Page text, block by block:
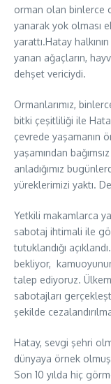
orman olan binlerce
yanarak yok olması
yarattı.Hatay
yanan ağaçların,
dehşet vericiydi.
Ormanlarımız,
bitki çeşitliliği ile
çevrede yaşamanın
yaşamından
anladığımız
yüreklerimizi yaktı.
Yetkili makamlarca
sabotaj ihtimali ile
tutuklandığı
bekliyor,
talep ediyoruz.
sabotajları
şekilde
Hatay, sevgi şehri
dünyaya örnek
Son 10 yılda hiç